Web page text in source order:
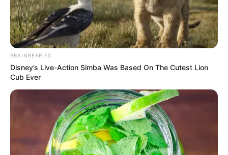
เคล็ดลับเสริมดวงตามวันเกิด คน
เกิดวันพฤหัสบดี
แนะนำให้แก้เคล็ดด้วยการทำบุญใส่บาตร หรือถวาย
สังฆทานด้วยผลไม้ หากไม่สะดวกซื้อผลไม้ให้คน
ยากไร้ อานิสงส์จะช่วยให้ท่านพ้นจากความโชคร้าย
เคล็ดลับเสริมดวงตามวันเกิด คน
เกิดวันศุกร์
BRAINBERRIES
Disney’s Live-Action Simba Was Based On The Cutest Lion
Cub Ever